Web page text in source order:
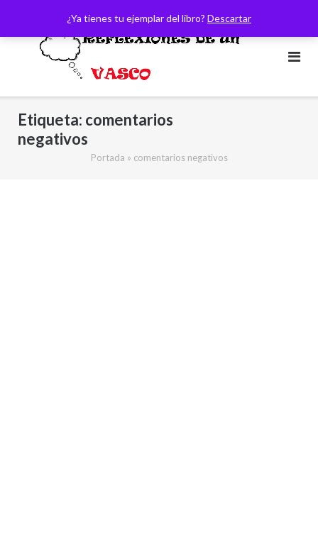
¿Ya tienes tu ejemplar del libro? Descartar
contenido
Etiqueta: comentarios
negativos
Portada » comentarios negativos